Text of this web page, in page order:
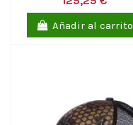
Añadir al carrito